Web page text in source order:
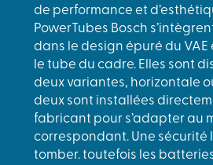
de performance et
PowerTubes Bosch
dans le design épuré du VAE
le tube du cadre. Elles sont
deux variantes, horizontale
deux sont installées
fabricant pour s’adapter au
correspondant. Une sécurité
tomber. toutefois les